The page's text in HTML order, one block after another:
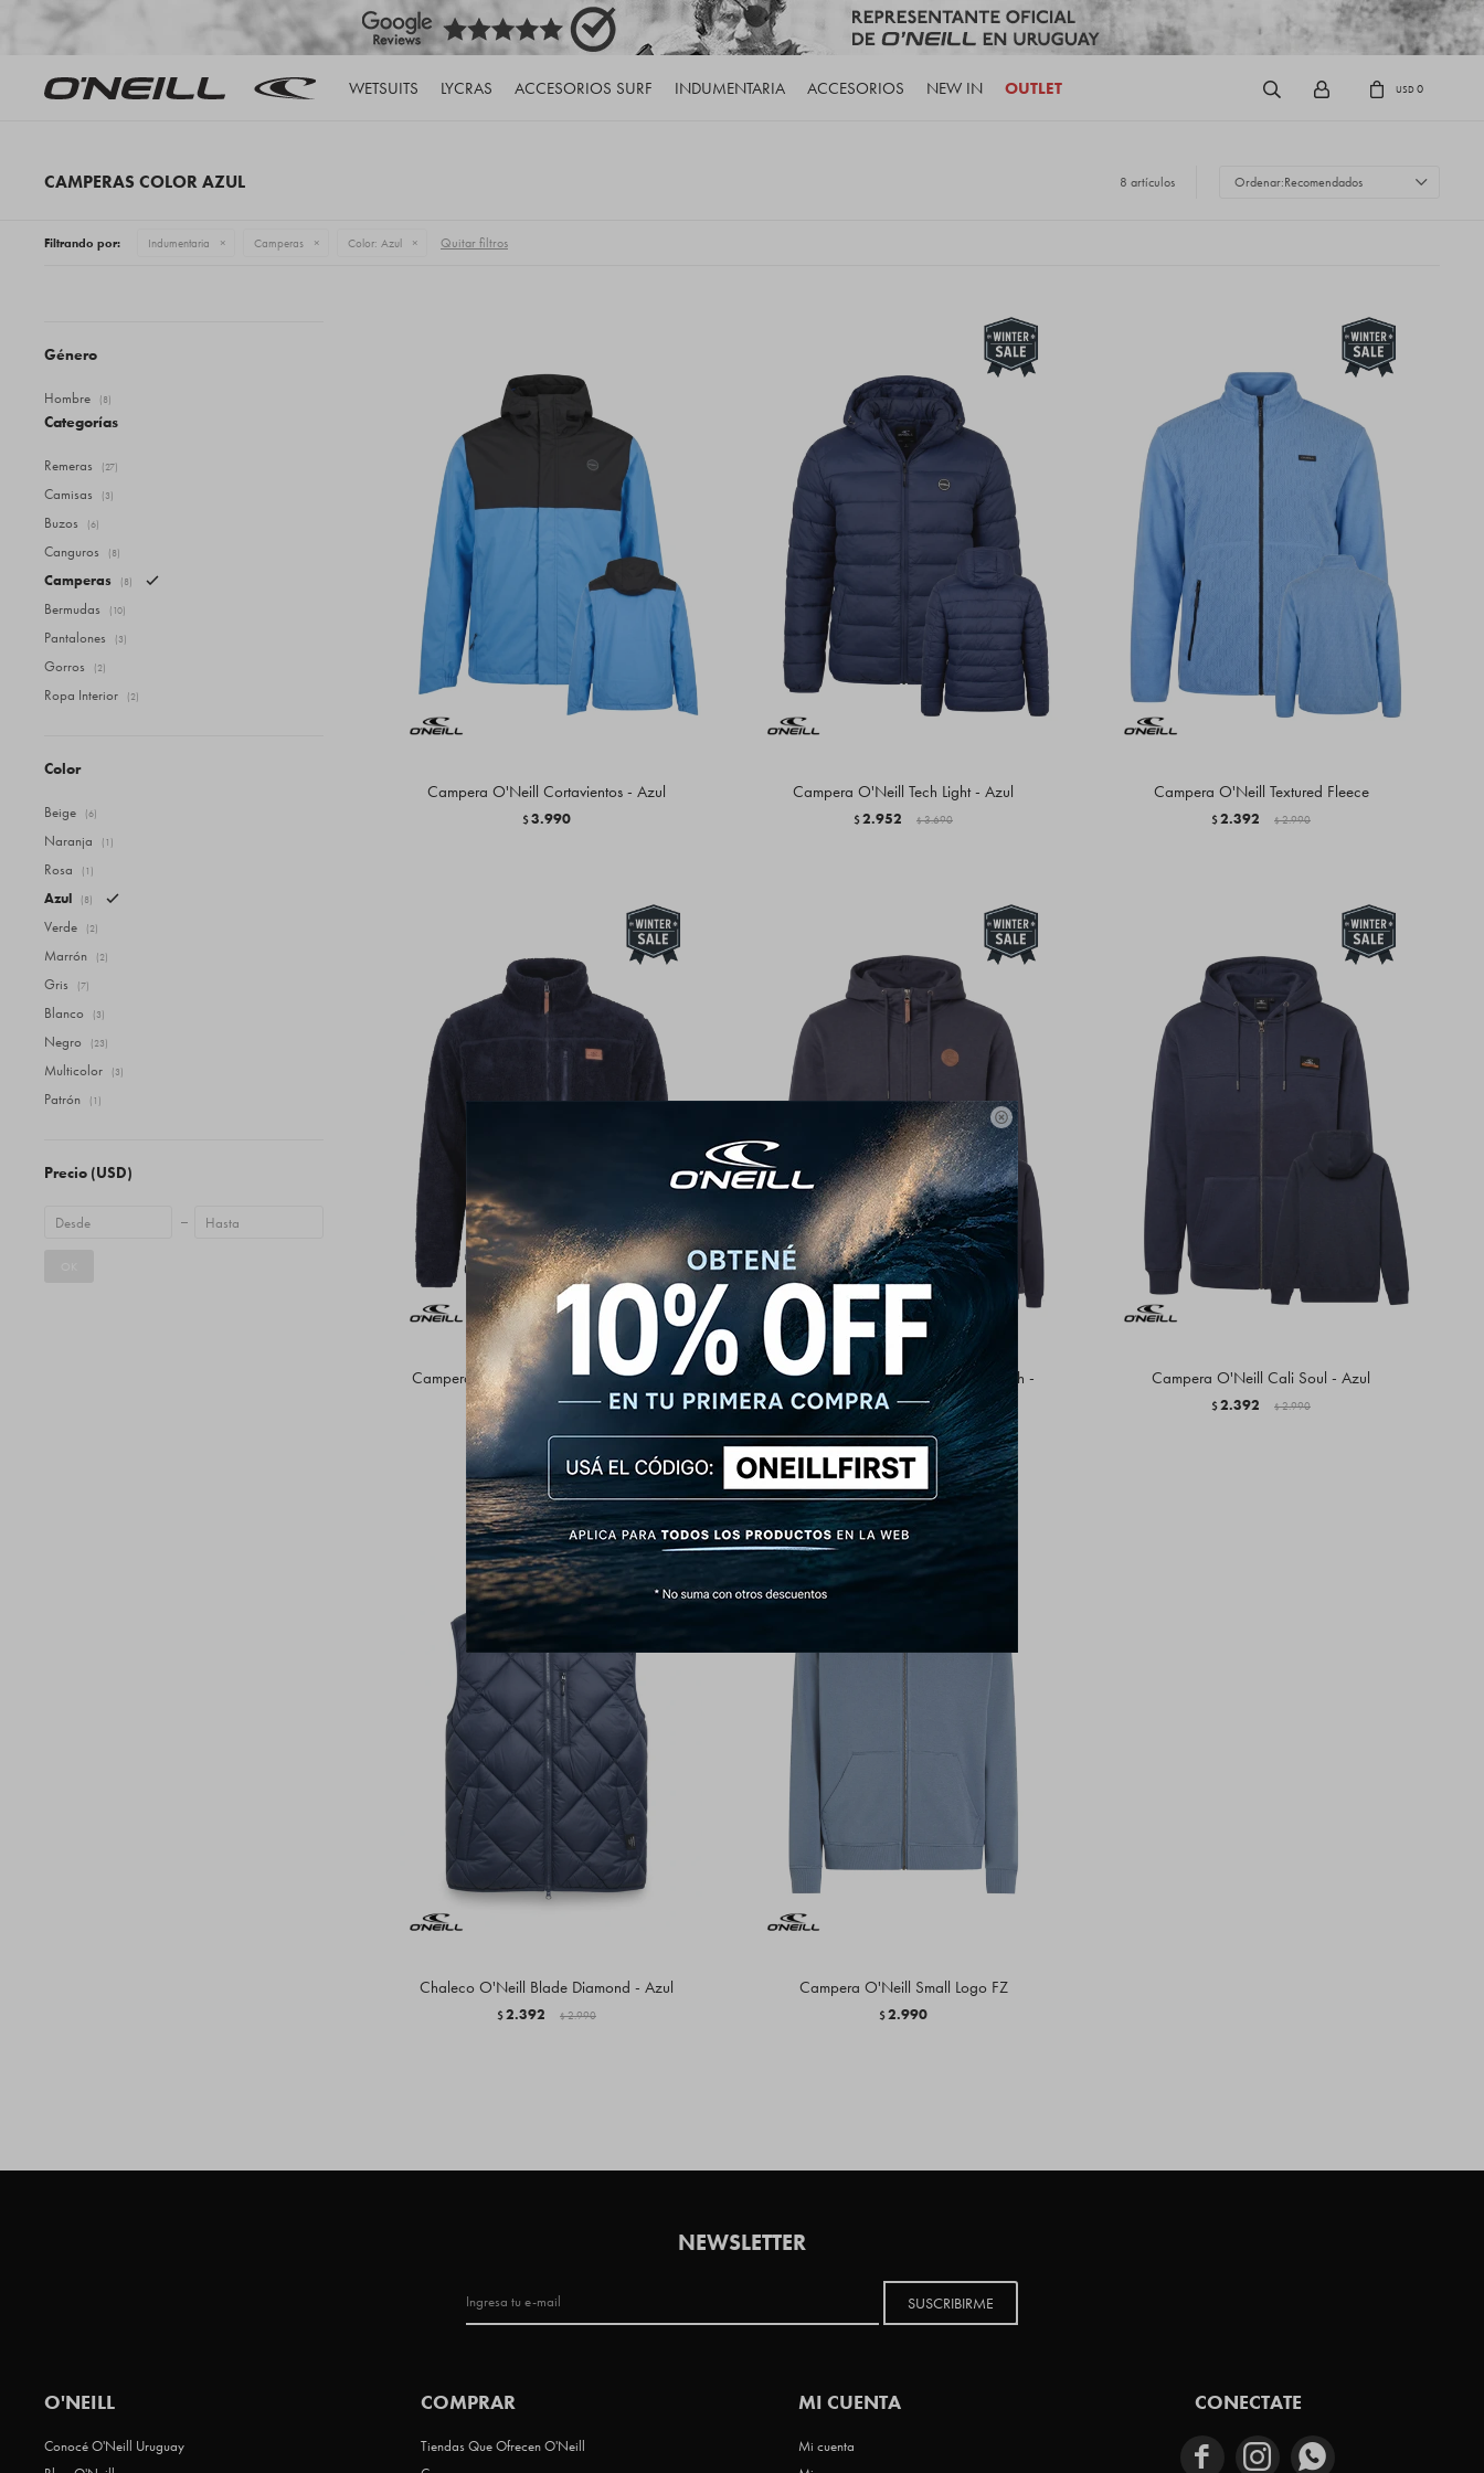

WETSUITS LYCRAS ACCESORIOS SURF INDUMENTARIA ACCESORIOS NEW IN OUTLET USD0
CAMPERAS COLOR AZUL 8 artículos Recomendados
Filtrando por: Indumentaria Camperas Color: Azul Quitar filtros
Campera O'Neill Cortavientos - Azul
$3.990
Campera O'Neill Tech Light - Azul
$2.952 $ 3.690
Campera O'Neill Textured Fleece
$2.392 $ 2.990
Campera O'Neill Highland Sherpa - Azul
$2.632 $ 3.290
Campera O'Neill Full Zip Leather Patch -
Azul
$ 2.990
Campera O'Neill Cali Soul - Azul
$2.392 $ 2.990
Chaleco O'Neill Blade Diamond - Azul
$2.392 $ 2.990
Campera O'Neill Small Logo FZ
$2.990
Categorías
Remeras (27)
Camisas (3)
Buzos (6)
Canguros (8)
Camperas (8)
Bermudas (10)
Pantalones (3)
Gorros (2)
Ropa Interior (2)
Precio (USD)
Color
Beige (6)
Naranja (1)
Rosa (1)
Azul (8)
Verde (2)
Marrón (2)
Gris (7)
Blanco (3)
Negro (23)
Multicolor (3)
Patrón (1)
Género
Hombre (8)
CONECTATE
  
O'NEILL
Conocé O'Neill Uruguay
COMPRAR
Tiendas Que Ofrecen O'Neill
MI CUENTA
Mi cuenta
NEWSLETTER
SUSCRIBIRME